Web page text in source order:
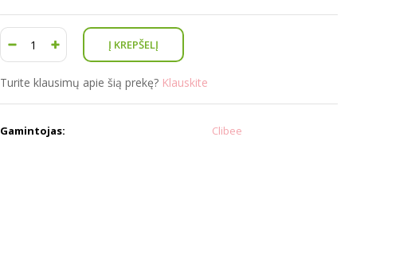
Turite klausimų apie šią prekę? Klauskite
Gamintojas: Clibee